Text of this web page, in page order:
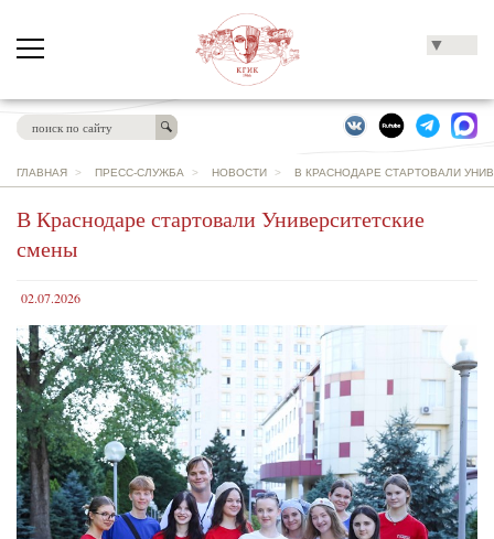
▼
ГЛАВНАЯ > ПРЕСС-СЛУЖБА > НОВОСТИ > В КРАСНОДАРЕ СТАРТОВАЛИ
В Краснодаре стартовали Университетские
смены
02.07.2026